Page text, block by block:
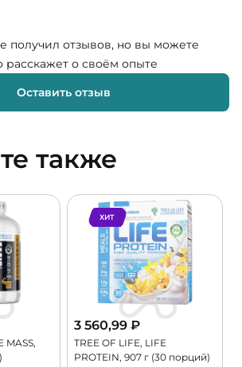
получил отзывов, но вы можете
расскажет о своём опыте
Оставить отзыв
также
MASS,
ХИТ
3 560,99 ₽
TREE OF LIFE, LIFE
PROTEIN, 907 г (30 порций)